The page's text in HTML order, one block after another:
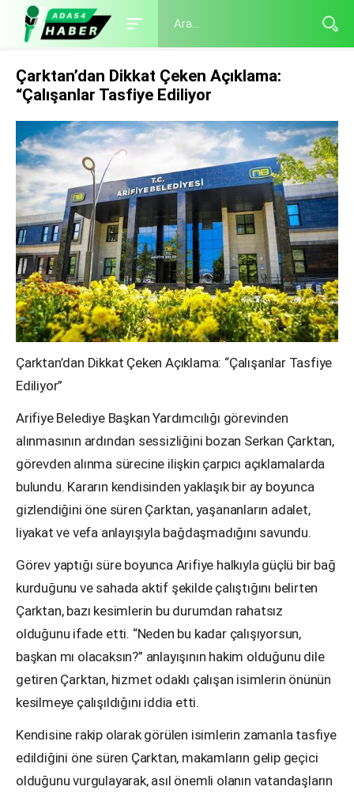
Çarktan’dan Dikkat Çeken Açıklama:
“Çalışanlar Tasfiye Ediliyor
Çarktan’dan Dikkat Çeken Açıklama: “Çalışanlar Tasfiye
Ediliyor”
Arifiye Belediye Başkan Yardımcılığı görevinden
alınmasının ardından sessizliğini bozan Serkan Çarktan,
görevden alınma sürecine ilişkin çarpıcı açıklamalarda
bulundu. Kararın kendisinden yaklaşık bir ay boyunca
gizlendiğini öne süren Çarktan, yaşananların adalet,
liyakat ve vefa anlayışıyla bağdaşmadığını savundu.
Görev yaptığı süre boyunca Arifiye halkıyla güçlü bir bağ
kurduğunu ve sahada aktif şekilde çalıştığını belirten
Çarktan, bazı kesimlerin bu durumdan rahatsız
olduğunu ifade etti. “Neden bu kadar çalışıyorsun,
başkan mı olacaksın?” anlayışının hakim olduğunu dile
getiren Çarktan, hizmet odaklı çalışan isimlerin önünün
kesilmeye çalışıldığını iddia etti.
Kendisine rakip olarak görülen isimlerin zamanla tasfiye
edildiğini öne süren Çarktan, makamların gelip geçici
olduğunu vurgulayarak, asıl önemli olanın vatandaşların